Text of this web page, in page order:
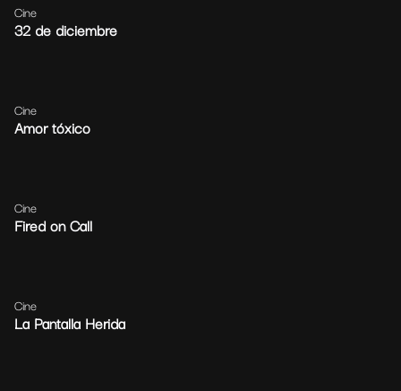
Cine
32 de diciembre
Cine
Amor tóxico
Cine
Fired on Call
Cine
La Pantalla Herida